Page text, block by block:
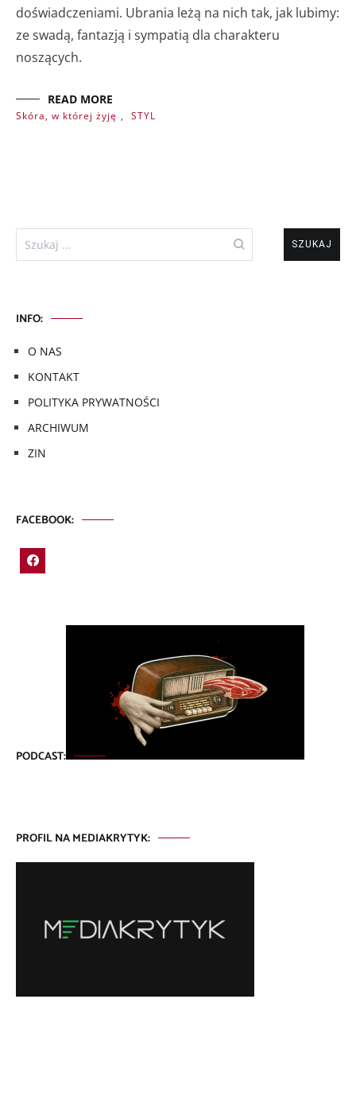
doświadczeniami. Ubrania leżą na nich tak, jak lubimy:
ze swadą, fantazją i sympatią dla charakteru
noszących.
READ MORE
Skóra, w której żyję , STYL
Szukaj:
INFO:
O NAS
KONTAKT
POLITYKA PRYWATNOŚCI
ARCHIWUM
ZIN
FACEBOOK:
PODCAST:
PROFIL NA MEDIAKRYTYK: